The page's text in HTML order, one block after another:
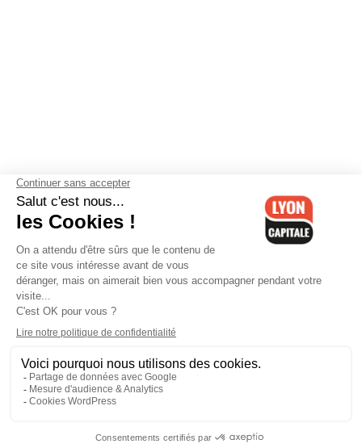
Contactez-nous-Mentions légales-CGV-Politique de
confidentialité-Gestion des cookies